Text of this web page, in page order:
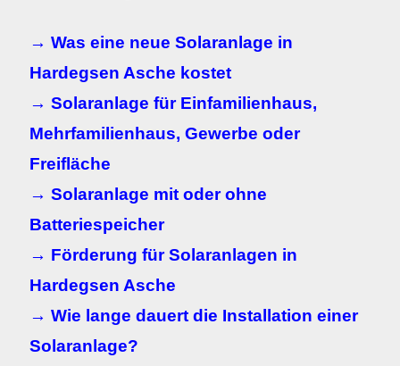
→ Was eine neue Solaranlage in
Hardegsen Asche kostet
→ Solaranlage für Einfamilienhaus,
Mehrfamilienhaus, Gewerbe oder
Freifläche
→ Solaranlage mit oder ohne
Batteriespeicher
→ Förderung für Solaranlagen in
Hardegsen Asche
→ Wie lange dauert die Installation einer
Solaranlage?